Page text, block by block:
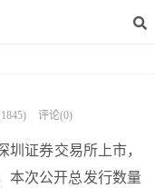
评论(0)
圳证券交易所上市，
本次公开总发行数量